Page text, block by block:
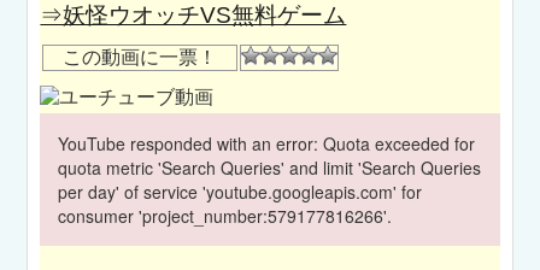
⇒妖怪ウオッチVS無料ゲーム
この動画に一票！
YouTube responded with an error: Quota exceeded for
quota metric 'Search Queries' and limit 'Search Queries
per day' of service 'youtube.googleapis.com' for
consumer 'project_number:579177816266'.